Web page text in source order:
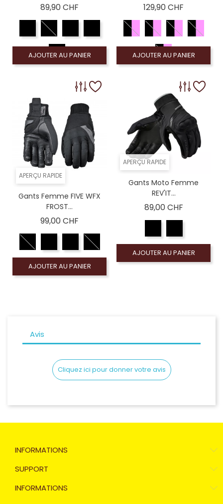
89,90 CHF
AJOUTER AU PANIER
129,90 CHF
AJOUTER AU PANIER
APERÇU RAPIDE
Gants Femme FIVE WFX
FROST...
99,00 CHF
AJOUTER AU PANIER
APERÇU RAPIDE
Gants Moto Femme
REV'IT...
89,00 CHFPrix
AJOUTER AU PANIER
Avis
Cliquez ici pour donner votre avis
INFORMATIONS
SUPPORT
INFORMATIONS